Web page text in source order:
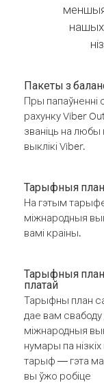
нашых
Пакеты з
Пры папаўненні
рахунку Viber
званіць на любы
выклікі Viber.
Тарыфныя
На гэтым
міжнародныя
вамі краіны.
Тарыфныя
платай
Тарыфны план
дае вам
міжнародныя
нумары па
тарыф — гэта
вы ўжо робіце